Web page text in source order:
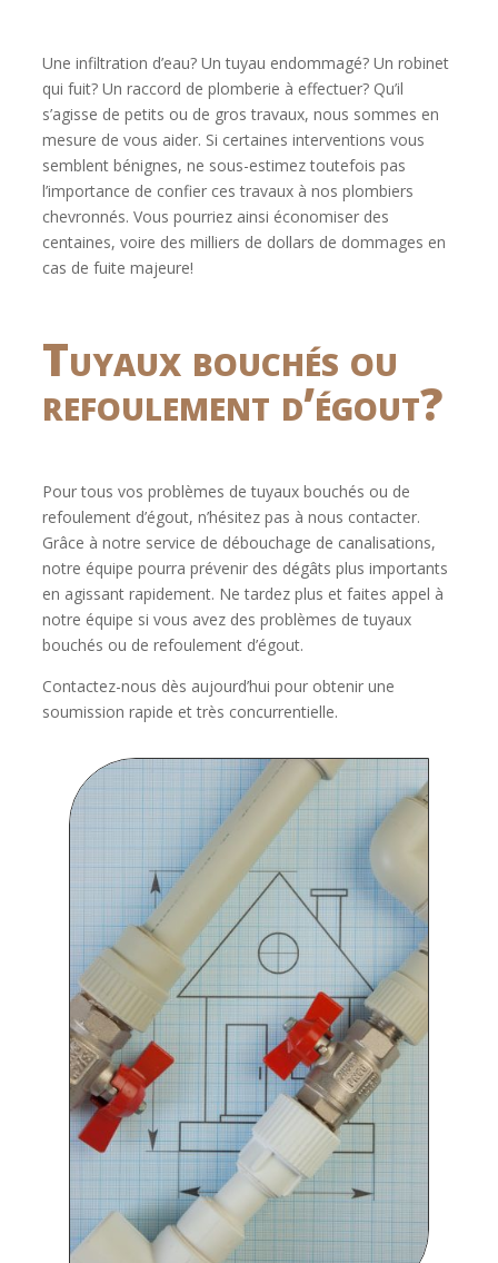
Une infiltration d’eau? Un tuyau endommagé? Un robinet
qui fuit? Un raccord de plomberie à effectuer? Qu’il
s’agisse de petits ou de gros travaux, nous sommes en
mesure de vous aider. Si certaines interventions vous
semblent bénignes, ne sous-estimez toutefois pas
l’importance de confier ces travaux à nos plombiers
chevronnés. Vous pourriez ainsi économiser des
centaines, voire des milliers de dollars de dommages en
cas de fuite majeure!
Tuyaux bouchés ou
refoulement d’égout?
Pour tous vos problèmes de tuyaux bouchés ou de
refoulement d’égout, n’hésitez pas à nous contacter.
Grâce à notre service de débouchage de canalisations,
notre équipe pourra prévenir des dégâts plus importants
en agissant rapidement. Ne tardez plus et faites appel à
notre équipe si vous avez des problèmes de tuyaux
bouchés ou de refoulement d’égout.
Contactez-nous dès aujourd’hui pour obtenir une
soumission rapide et très concurrentielle.